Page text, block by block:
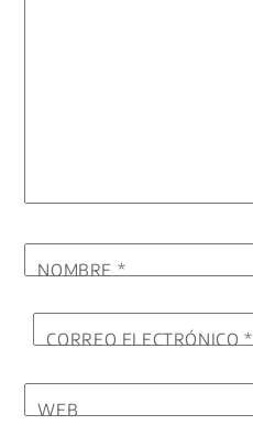
NOMBRE *
CORREO ELECTRÓNICO*
WEB